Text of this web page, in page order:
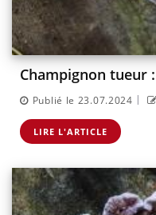
Champignon tueur
Publié le 23.07.2024 |
LIRE L'ARTICLE